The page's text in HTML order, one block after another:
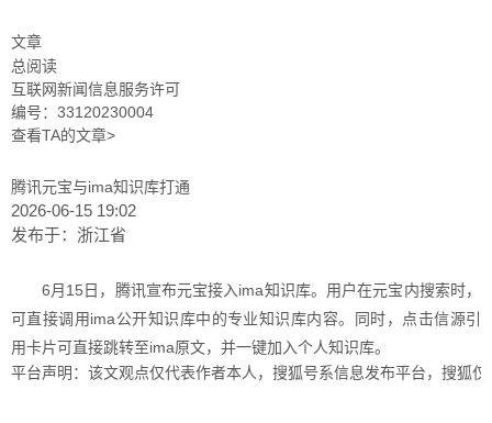
文章
总阅读
互联网新闻信息服务许可
编号：33120230004
查看TA的文章>
腾讯元宝与ima知识库打通
2026-06-15 19:02
发布于： 浙江省
6月15日，腾讯宣布元宝接入ima知识库。用户在元宝内搜索时，
可直接调用ima公开知识库中的专业知识库内容。同时，点击信源引
用卡片可直接跳转至ima原文，并一键加入个人知识库。
平台声明：该文观点仅代表作者本人，搜狐号系信息发布平台，搜狐